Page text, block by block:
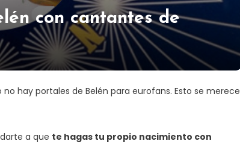
con cantantes de
no hay portales de Belén para eurofans. Esto se merece
a que te hagas tu propio nacimiento con